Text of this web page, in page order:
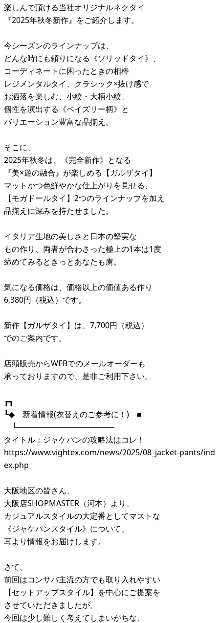
楽しんで頂ける当社オリジナルネクタイ
『2025年秋冬新作』をご紹介します。
今シーズンのラインナップは、
どんな時にも頼りになる《ソリッドタイ》、
コーディネートに困ったときの相棒
レジメンタルタイ、クラシック×抜け感で
お洒落を楽しむ、小紋・大柄小紋、
個性を演出する《ペイズリー柄》と
バリエーション豊富な品揃え。
そこに、
2025年秋冬は、《完全新作》となる
『美×遊の融合』が楽しめる【ガルザタイ】
マットかつ色鮮やかな仕上がりを見せる、
【モガドールタイ】2つのラインナップを加え
品揃えに深みを持たせました。
イタリア生地の美しさと日本の堅実な
もの作り、両者が合わさった極上の1本は1度
締めてみるときっとあなたも虜。
気になる価格は、価格以上の価値ある作り
6,380円（税込）です。
新作【ガルザタイ】は、7,700円（税込）
でのご案内です。
店頭販売からWEBでのメールオーダーも
承っておりますので、是非ご利用下さい。
┏┓
┗◆ 新着情報(衣替えのご参考に！) ■
└──────────────────
タイトル：ジャケパンの攻略法はコレ！
https://www.vightex.com/news/2025/08_jacket-pants/ind
ex.php
大阪地区の皆さん、
大阪店SHOPMASTER（河本）より、
カジュアルスタイルの大定番としてマストな
《ジャケパンスタイル》について、
耳より情報をお届けします。
さて、
前回はコンサバ主流の方でも取り入れやすい
【セットアップスタイル】を中心にご提案を
させていただきましたが、
今回は少し難しく考えてしまいがちな、